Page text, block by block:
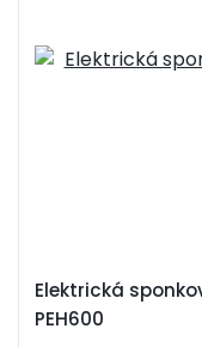
Elektrická
PEH600